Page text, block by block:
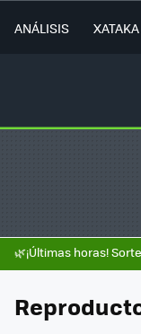
ANÁLISIS
🌿¡Últimas horas!